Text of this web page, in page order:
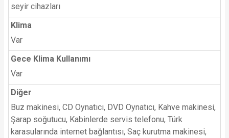
seyir cihazları
Klima
Var
Gece Klima Kullanımı
Var
Diğer
Buz makinesi, CD Oynatıcı, DVD Oynatıcı, Kahve makinesi,
Şarap soğutucu, Kabinlerde servis telefonu, Türk
karasularında internet bağlantısı, Saç kurutma makinesi,